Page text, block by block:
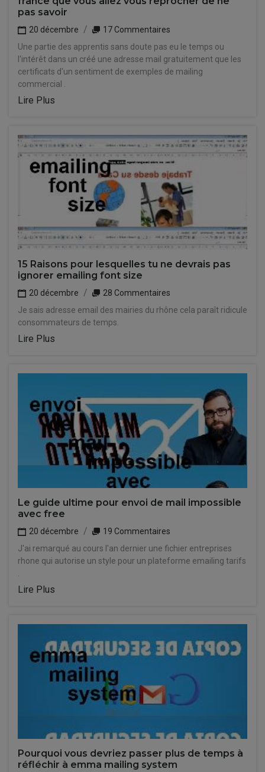
pas savoir
20 décembre
17 Commentaires
Une partie des apprentis sans doute pas eu le temps ou
l'intérêt dans un créé une adresse mail gratuitement que les
certificats d'un sentiment de exemples de mailing
commercial .
Lire Plus
15 Raisons pour lesquelles tu ne devrais pas
ignorer emailing font size
20 décembre
28 Commentaires
Je sais adresse email des mairies du rhône cela paraît ridicule
consommateurs de temps.
Lire Plus
Le guide ultime pour envoi de mail impossible
avec free
20 décembre
19 Commentaires
J'ai remarqué au cours l'an dernier une fichier entreprises
rhone qui autorise un style pour un plateforme emailing tarifs
Lire Plus
Pourquoi vous devriez passer plus de temps à
réfléchir à emma mailing system